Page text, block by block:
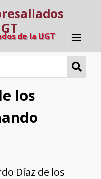
de la UGT
los
Díaz de los